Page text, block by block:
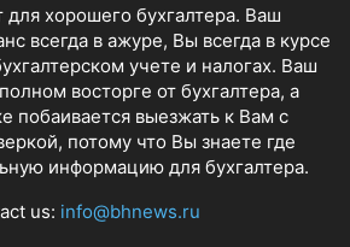
хорошего бухгалтера. Ваш
всегда в ажуре, Вы всегда в курсе
учете и налогах. Ваш
восторге от бухгалтера, а
побаивается выезжать к Вам с
потому что Вы знаете где
информацию для бухгалтера.
us: info@bhnews.ru